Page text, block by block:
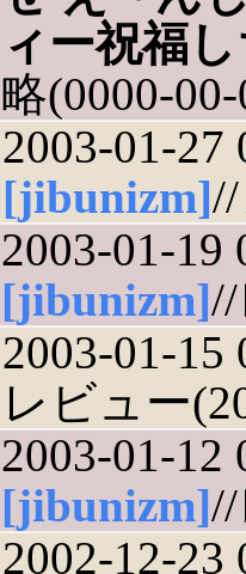
ィー祝福
略(0000-
2003-01-27
[jibunizm]
2003-01-19
[jibunizm]
2003-01-15
レビュー
2003-01-12
[jibunizm]
2002-12-23